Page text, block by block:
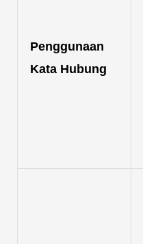
Penggunaan
Kata Hubung